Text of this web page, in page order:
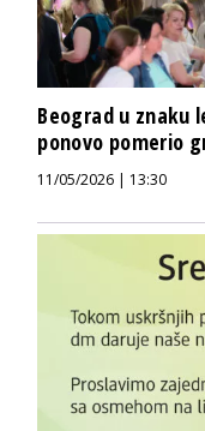
Beograd u znaku
ponovo pomerio
11/05/2026 | 13:30